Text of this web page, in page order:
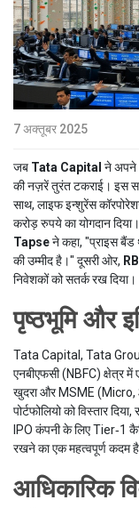
7 अक्तूबर 2025
जब Tata Capital ने अपने
की नज़रें तुरंत टकराई। इस
साथ, लाइफ इन्शुरेंस
करोड़ रुपये का योगदान
Tapseने कहा, "प्राइस बैंड
की उम्मीद है।" दूसरी ओर, RBI
निवेशकों को सतर्क रख दिया।
पृष्ठभूमि और
Tata Capital, Tata
एनबीएफसी (NBFC) क्षेत्र
खुदरा और MSME
पोर्टफोलियो को विस्तार
IPO कंपनी के लिए Tier‑1
रखने का एक महत्वपूर्ण कदम
आधिकारिक